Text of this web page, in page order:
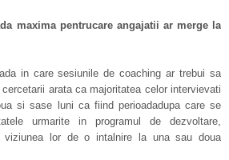
maxima pentrucare angajatii ar merge la
in care sesiunile de coaching ar trebui sa
arata ca majoritatea celor intervievati
si sase luni ca fiind perioadadupa care se
urmarite in programul de dezvoltare,
viziunea lor de o intalnire la una sau doua